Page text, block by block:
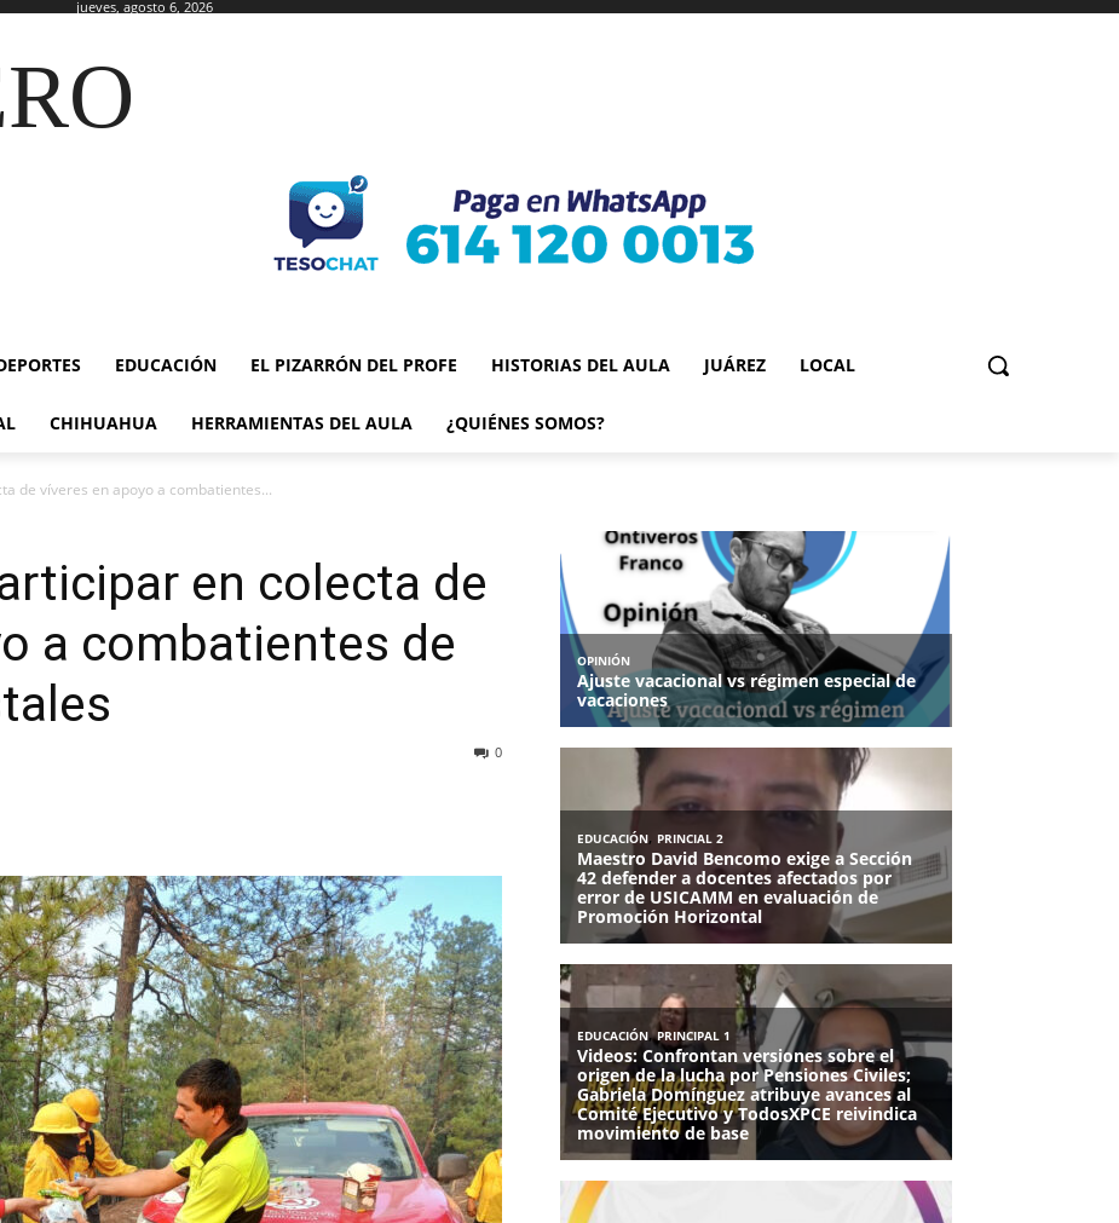
jueves, agosto 6, 2026
EDUCACIÓN EL PIZARRÓN DEL PROFE HISTORIAS DEL AULA JUÁREZ LOCAL
CHIHUAHUA HERRAMIENTAS DEL AULA ¿QUIÉNES SOMOS?
de víveres en apoyo a combatientes...
en colecta de
a combatientes de
0